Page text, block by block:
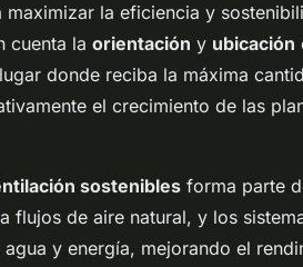
maximizar la eficiencia y
cuenta la orientación y ubicación
donde reciba la máxima
el crecimiento de las
sostenibles forma parte
flujos de aire natural, y los
y energía, mejorando el